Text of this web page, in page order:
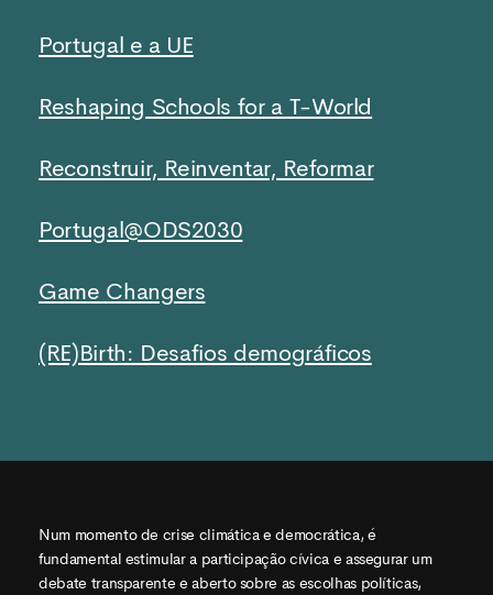
Portugal e a UE
Reshaping Schools for a T-World
Reconstruir, Reinventar, Reformar
Portugal@ODS2030
Game Changers
(RE)Birth: Desafios demográficos
Num momento de crise climática e democrática, é
fundamental estimular a participação cívica e assegurar um
debate transparente e aberto sobre as escolhas políticas,